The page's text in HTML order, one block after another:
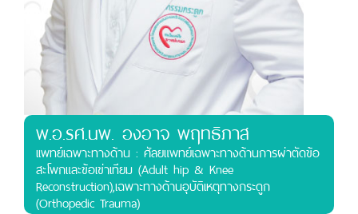
พ.อ.รศ.นพ. องอาจ พฤทธิภาส
เเพทย์เฉพาะทางด้าน : ศัลยแพทย์เฉพาะทางด้านการผ่าตัดข้อ
สะโพกและข้อเข่าเทียม (Adult hip & Knee
Reconstruction),เฉพาะทางด้านอุบัติเหตุทางกระดูก
(Orthopedic Trauma)